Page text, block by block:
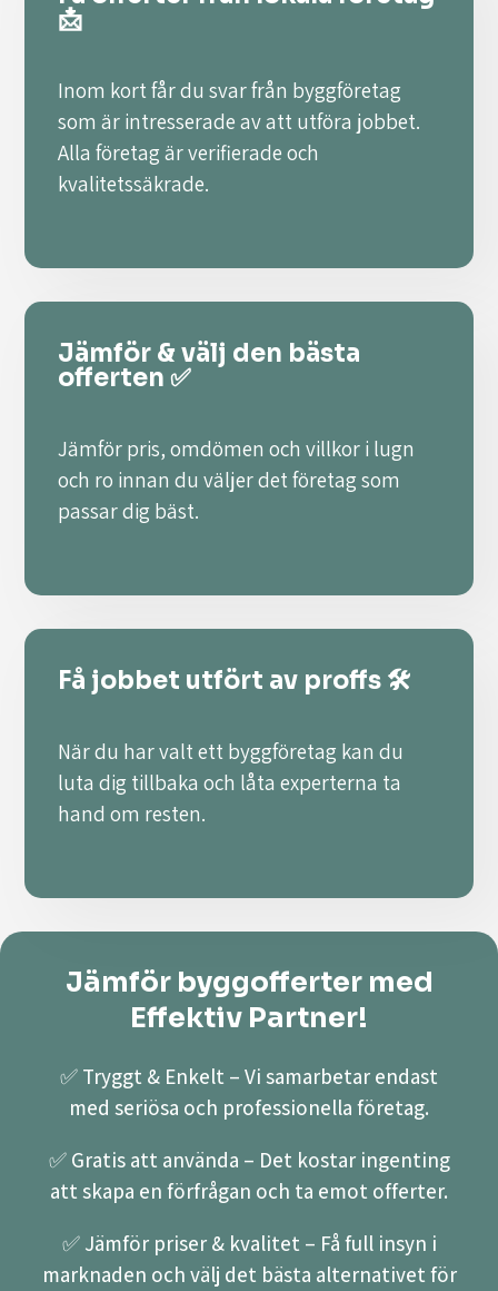
📩
Inom kort får du svar från byggföretag
som är intresserade av att utföra jobbet.
Alla företag är verifierade och
kvalitetssäkrade.
Jämför & välj den bästa
offerten ✅
Jämför pris, omdömen och villkor i lugn
och ro innan du väljer det företag som
passar dig bäst.
Få jobbet utfört av proffs 🛠️
När du har valt ett byggföretag kan du
luta dig tillbaka och låta experterna ta
hand om resten.
Jämför byggofferter med
Effektiv Partner!
✅ Tryggt & Enkelt – Vi samarbetar endast
med seriösa och professionella företag.
✅ Gratis att använda – Det kostar ingenting
att skapa en förfrågan och ta emot offerter.
✅ Jämför priser & kvalitet – Få full insyn i
marknaden och välj det bästa alternativet för